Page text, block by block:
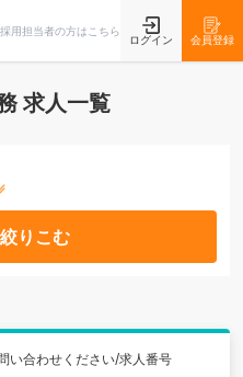
採用担当者の方はこちら
ログイン 会員登録
求人一覧
りこむ
い合わせください/求人番号